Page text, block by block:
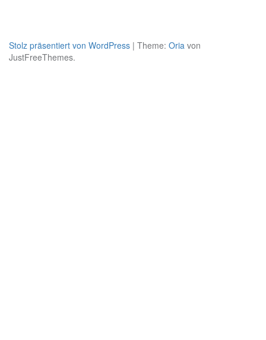
Stolz präsentiert von WordPress | Theme: Oria von
JustFreeThemes.